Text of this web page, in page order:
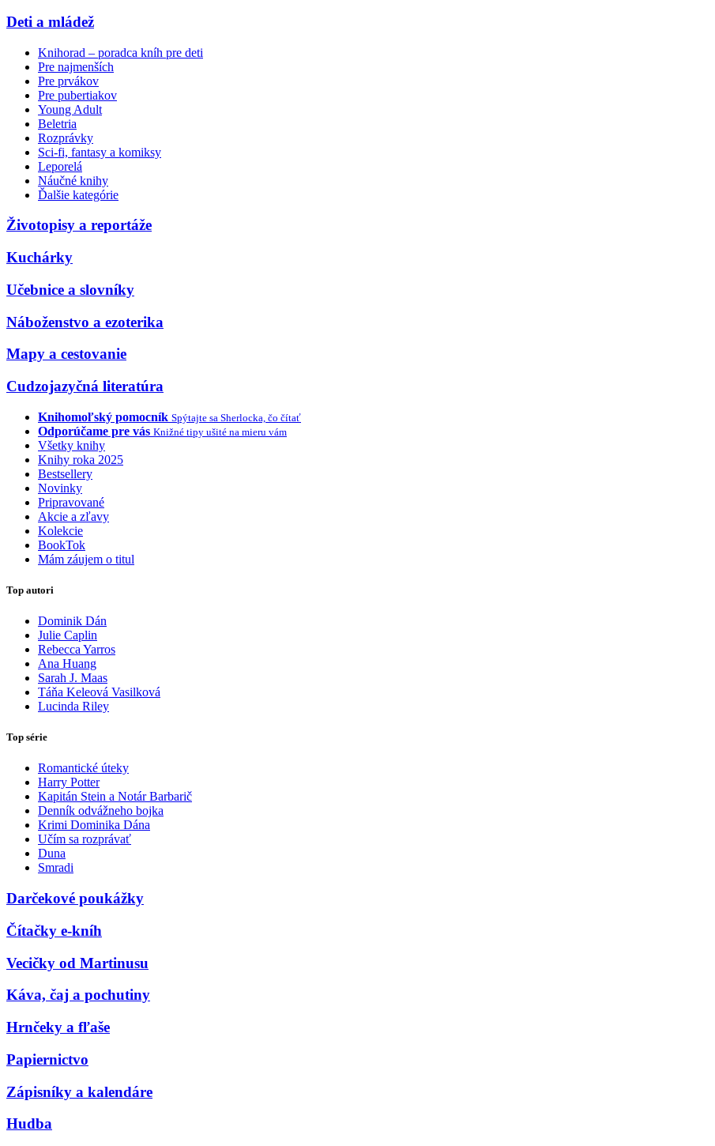
Deti a mládež
Knihorad – poradca kníh pre deti
Pre najmenších
Pre prvákov
Pre pubertiakov
Young Adult
Beletria
Rozprávky
Sci-fi, fantasy a komiksy
Leporelá
Náučné knihy
Ďalšie kategórie
Životopisy a reportáže
Kuchárky
Učebnice a slovníky
Náboženstvo a ezoterika
Mapy a cestovanie
Cudzojazyčná literatúra
Knihomoľský pomocník Spýtajte sa Sherlocka, čo čítať
Odporúčame pre vás Knižné tipy ušité na mieru vám
Všetky knihy
Knihy roka 2025
Bestsellery
Novinky
Pripravované
Akcie a zľavy
Kolekcie
BookTok
Mám záujem o titul
Top autori
Dominik Dán
Julie Caplin
Rebecca Yarros
Ana Huang
Sarah J. Maas
Táňa Keleová Vasilková
Lucinda Riley
Top série
Romantické úteky
Harry Potter
Kapitán Stein a Notár Barbarič
Denník odvážneho bojka
Krimi Dominika Dána
Učím sa rozprávať
Duna
Smradi
Darčekové poukážky
Čítačky e-kníh
Vecičky od Martinusu
Káva, čaj a pochutiny
Hrnčeky a fľaše
Papiernictvo
Zápisníky a kalendáre
Hudba